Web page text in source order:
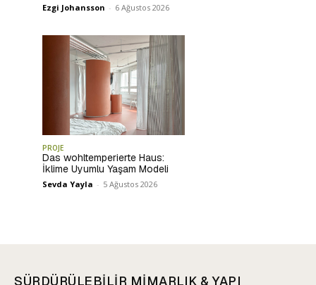
Ezgi Johansson - 6 Ağustos 2026
PROJE
Das wohltemperierte Haus:
İklime Uyumlu Yaşam Modeli
Sevda Yayla - 5 Ağustos 2026
SÜRDÜRÜLEBİLİR MİMARLIK & YAPI